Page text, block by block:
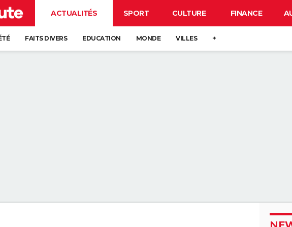
ACTUALITÉS SPORT CULTURE FINANCE
FAITS DIVERS EDUCATION MONDE VILLES +